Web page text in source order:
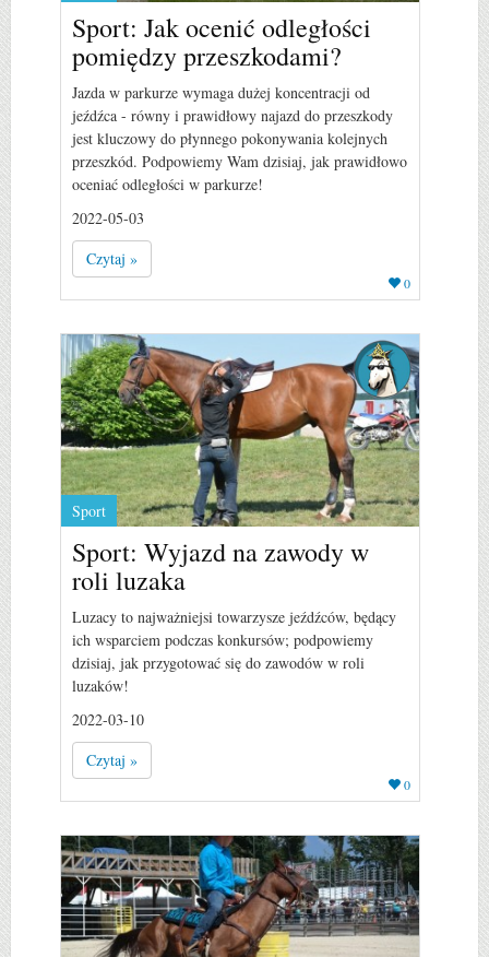
Sport: Jak ocenić odległości
pomiędzy przeszkodami?
Jazda w parkurze wymaga dużej koncentracji od
jeźdźca - równy i prawidłowy najazd do przeszkody
jest kluczowy do płynnego pokonywania kolejnych
przeszkód. Podpowiemy Wam dzisiaj, jak prawidłowo
oceniać odległości w parkurze!
2022-05-03
Czytaj »
0
Sport
Sport: Wyjazd na zawody w
roli luzaka
Luzacy to najważniejsi towarzysze jeźdźców, będący
ich wsparciem podczas konkursów; podpowiemy
dzisiaj, jak przygotować się do zawodów w roli
luzaków!
2022-03-10
Czytaj »
0